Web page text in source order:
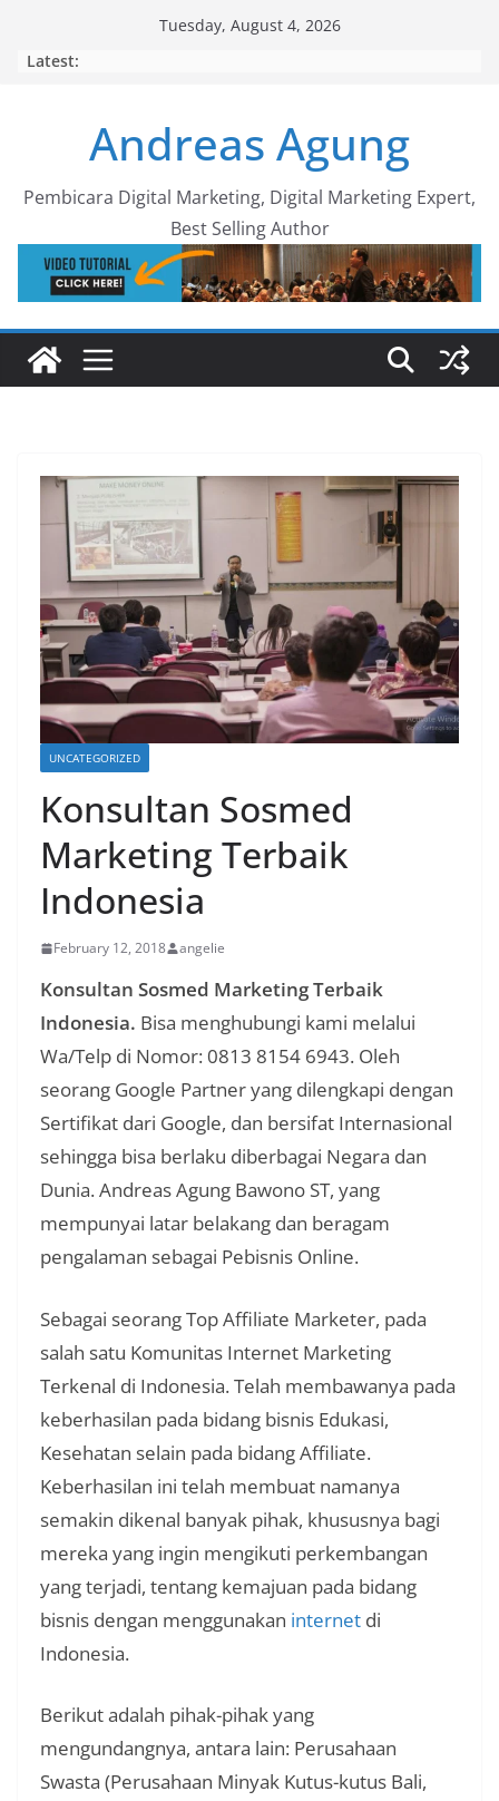
Tuesday, August 4, 2026
Latest:
Andreas Agung
Pembicara Digital Marketing, Digital Marketing Expert,
Best Selling Author
UNCATEGORIZED
Konsultan Sosmed
Marketing Terbaik
Indonesia
February 12, 2018 angelie
Konsultan Sosmed Marketing Terbaik
Indonesia. Bisa menghubungi kami melalui
Wa/Telp di Nomor: 0813 8154 6943. Oleh
seorang Google Partner yang dilengkapi dengan
Sertifikat dari Google, dan bersifat Internasional
sehingga bisa berlaku diberbagai Negara dan
Dunia. Andreas Agung Bawono ST, yang
mempunyai latar belakang dan beragam
pengalaman sebagai Pebisnis Online.
Sebagai seorang Top Affiliate Marketer, pada
salah satu Komunitas Internet Marketing
Terkenal di Indonesia. Telah membawanya pada
keberhasilan pada bidang bisnis Edukasi,
Kesehatan selain pada bidang Affiliate.
Keberhasilan ini telah membuat namanya
semakin dikenal banyak pihak, khususnya bagi
mereka yang ingin mengikuti perkembangan
yang terjadi, tentang kemajuan pada bidang
bisnis dengan menggunakan internet di
Indonesia.
Berikut adalah pihak-pihak yang
mengundangnya, antara lain: Perusahaan
Swasta (Perusahaan Minyak Kutus-kutus Bali,